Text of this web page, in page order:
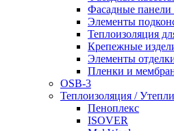
Фасадные панели
Элементы
Теплоизоляция
Крепежные
Элементы
Пленки и
OSB-3
Теплоизоляция /
Пеноплекс
ISOVER